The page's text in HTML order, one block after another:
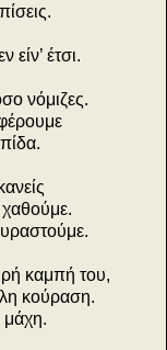
έτσι.
νόμιζες.
καμπή του,
κούραση.
μάχη.